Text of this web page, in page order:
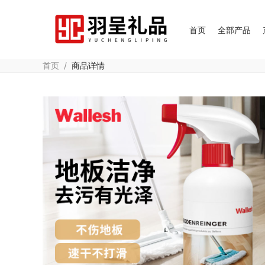
首页 全部产品
首页 / 商品详情